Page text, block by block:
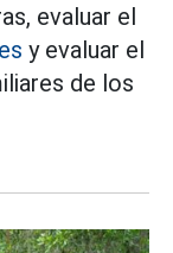
evaluar el
y evaluar el
de los